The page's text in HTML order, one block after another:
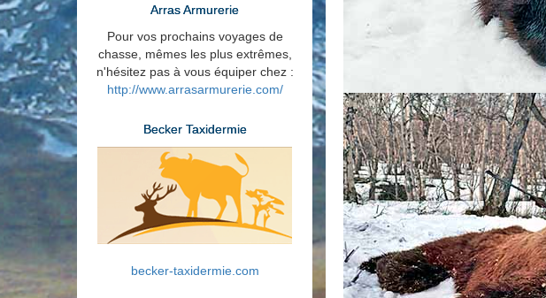
Arras Armurerie
Pour vos prochains voyages de
chasse, mêmes les plus extrêmes,
n'hésitez pas à vous équiper chez :
http://www.arrasarmurerie.com/
Becker Taxidermie
becker-taxidermie.com